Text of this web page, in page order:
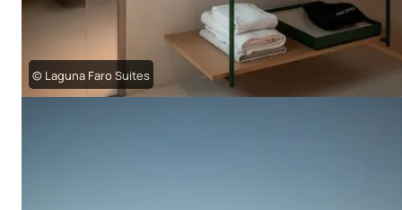
© Laguna Faro Suites